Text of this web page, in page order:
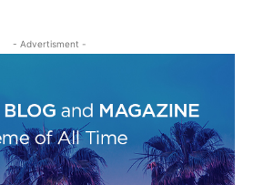
- Advertisment -